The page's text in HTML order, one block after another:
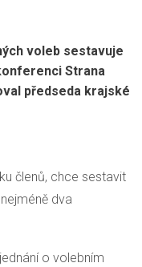
voleb sestavuje
Strana
předseda krajské
členů, chce sestavit
dva
o volebním